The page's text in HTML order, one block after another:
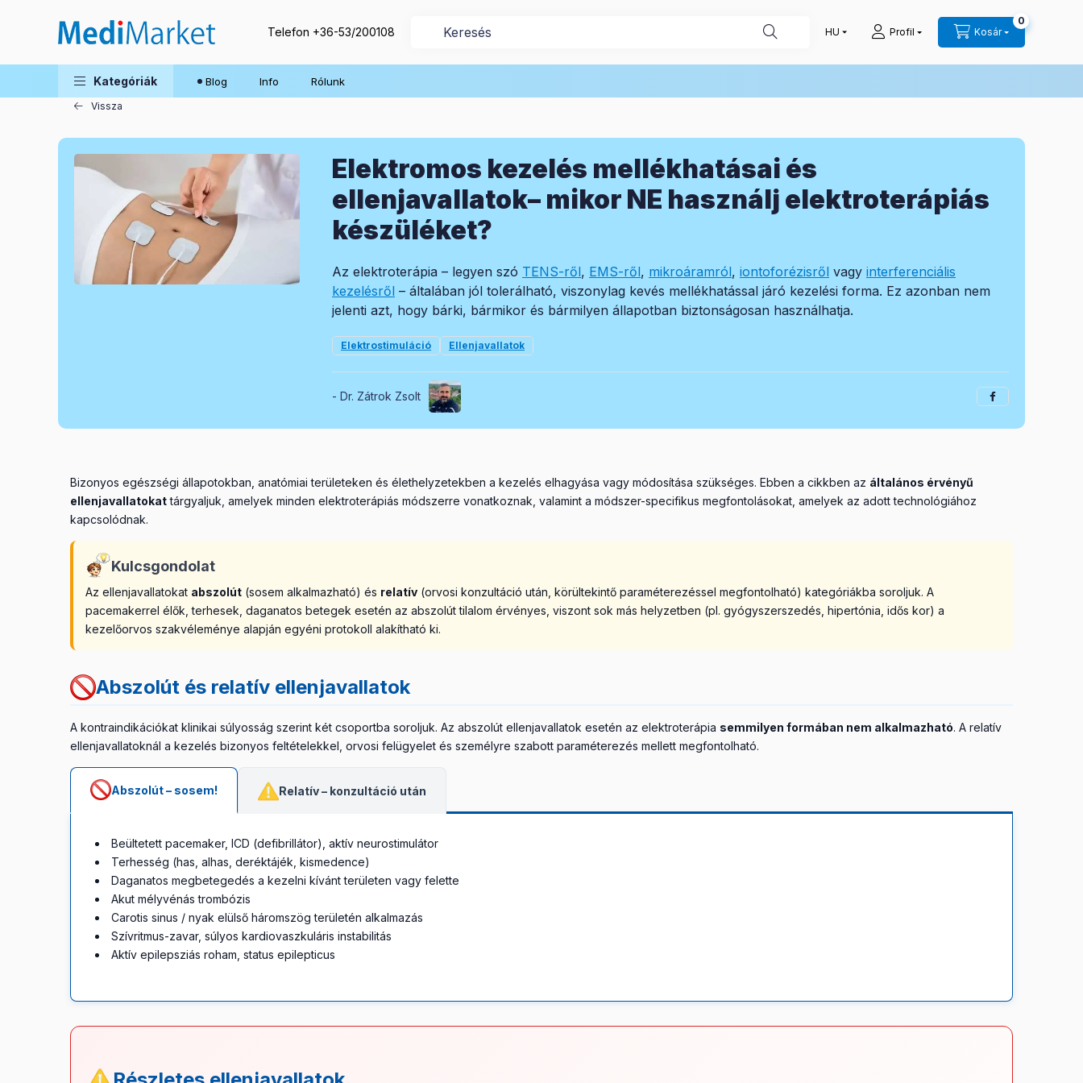
Telefon +36-53/200108 Profil Kosár
0
Kategóriák Blog Info Rólunk
Vissza
Elektromos kezelés mellékhatásai és
ellenjavallatok– mikor NE használj elektroterápiás
készüléket?
Az elektroterápia – legyen szó TENS-ről, EMS-ről, mikroáramról, iontoforézisről vagy interferenciális
kezelésről – általában jól tolerálható, viszonylag kevés mellékhatással járó kezelési forma. Ez azonban nem
jelenti azt, hogy bárki, bármikor és bármilyen állapotban biztonságosan használhatja.
Elektrostimuláció Ellenjavallatok
Dr. Zátrok Zsolt
Bizonyos egészségi állapotokban, anatómiai területeken és élethelyzetekben a kezelés elhagyása vagy módosítása szükséges. Ebben a cikkben az általános érvényű
ellenjavallatokattárgyaljuk, amelyek minden elektroterápiás módszerre vonatkoznak, valamint a módszer-specifikus megfontolásokat, amelyek az adott technológiához
kapcsolódnak.
Kulcsgondolat
Az ellenjavallatokat abszolút (sosem alkalmazható) és relatív (orvosi konzultáció után, körültekintő paraméterezéssel megfontolható) kategóriákba soroljuk. A
pacemakerrel élők, terhesek, daganatos betegek esetén az abszolút tilalom érvényes, viszont sok más helyzetben (pl. gyógyszerszedés, hipertónia, idős kor) a
kezelőorvos szakvéleménye alapján egyéni protokoll alakítható ki.
Abszolút és relatív ellenjavallatok
A kontraindikációkat klinikai súlyosság szerint két csoportba soroljuk. Az abszolút ellenjavallatok esetén az elektroterápia semmilyen formában nem alkalmazható. A relatív
ellenjavallatoknál a kezelés bizonyos feltételekkel, orvosi felügyelet és személyre szabott paraméterezés mellett megfontolható.
Abszolút – sosem! Relatív – konzultáció után
Beültetett pacemaker, ICD (defibrillátor), aktív neurostimulátor
Terhesség (has, alhas, deréktájék, kismedence)
Daganatos megbetegedés a kezelni kívánt területen vagy felette
Akut mélyvénás trombózis
Carotis sinus / nyak elülső háromszög területén alkalmazás
Szívritmus-zavar, súlyos kardiovaszkuláris instabilitás
Aktív epilepsziás roham, status epilepticus